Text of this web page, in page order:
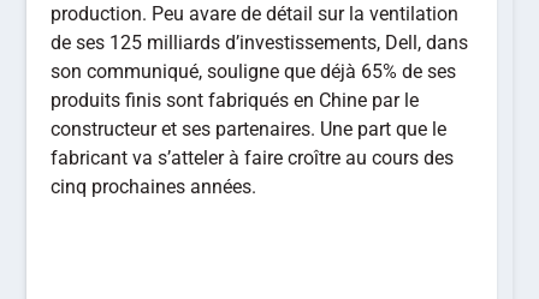
production. Peu avare de détail sur la ventilation
de ses 125 milliards d’investissements, Dell, dans
son communiqué, souligne que déjà 65% de ses
produits finis sont fabriqués en Chine par le
constructeur et ses partenaires. Une part que le
fabricant va s’atteler à faire croître au cours des
cinq prochaines années.